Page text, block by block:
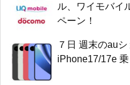
ル、ワイモバイ
ペーン！
７日 週末のau
iPhone17/17e